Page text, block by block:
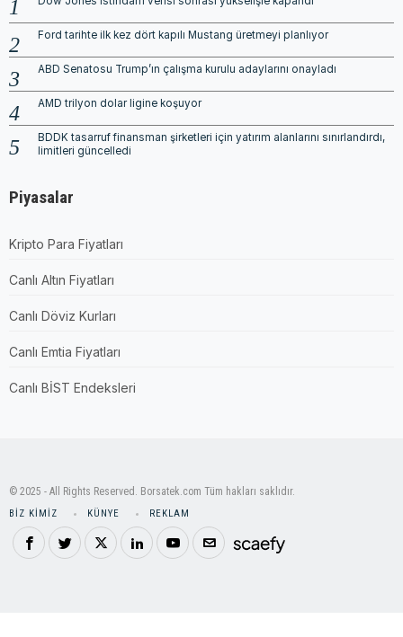
Ford tarihte ilk kez dört kapılı Mustang üretmeyi planlıyor
ABD Senatosu Trump’ın çalışma kurulu adaylarını onayladı
AMD trilyon dolar ligine koşuyor
BDDK tasarruf finansman şirketleri için yatırım alanlarını sınırlandırdı,
limitleri güncelledi
Piyasalar
Kripto Para Fiyatları
Canlı Altın Fiyatları
Canlı Döviz Kurları
Canlı Emtia Fiyatları
Canlı BİST Endeksleri
© 2025 - All Rights Reserved. Borsatek.com Tüm hakları saklıdır.
BIZ KIMIZ KÜNYE REKLAM